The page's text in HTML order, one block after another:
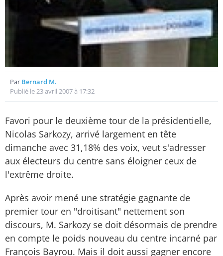
Par Bernard M.
Publié le 23 avril 2007 à 17:32
Favori pour le deuxième tour de la présidentielle,
Nicolas Sarkozy, arrivé largement en tête
dimanche avec 31,18% des voix, veut s'adresser
aux électeurs du centre sans éloigner ceux de
l'extrême droite.
Après avoir mené une stratégie gagnante de
premier tour en "droitisant" nettement son
discours, M. Sarkozy se doit désormais de prendre
en compte le poids nouveau du centre incarné par
François Bayrou. Mais il doit aussi gagner encore